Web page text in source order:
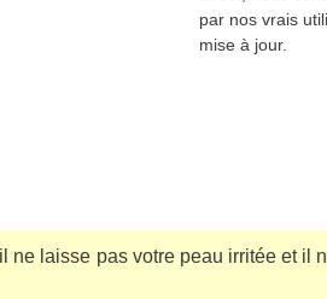
par nos vrais
mise à jour.
laisse pas votre peau irritée et il